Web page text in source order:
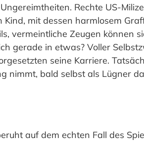
Rechte US-
Kind, mit dessen harmlosem
vermeintliche Zeugen können
gerade in etwas? Voller
seine Karriere.
nimmt, bald selbst als Lügner
auf dem echten Fall des